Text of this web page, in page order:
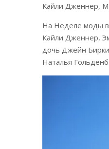
Кайли Дженнер,
На Неделе моды в
Кайли Дженнер,
дочь Джейн
Наталья